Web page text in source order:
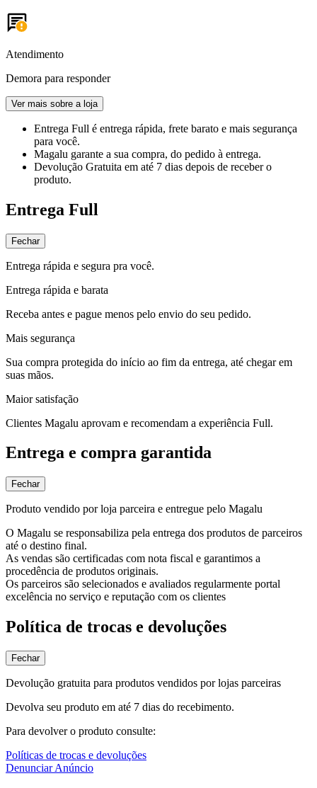
Atendimento
Demora para responder
Ver mais sobre a loja
Entrega Full é entrega rápida, frete barato e mais segurança
para você.
Magalu garante a sua compra, do pedido à entrega.
Devolução Gratuita em até 7 dias depois de receber o
produto.
Entrega Full
Fechar
Entrega rápida e segura pra você.
Entrega rápida e barata
Receba antes e pague menos pelo envio do seu pedido.
Mais segurança
Sua compra protegida do início ao fim da entrega, até chegar em
suas mãos.
Maior satisfação
Clientes Magalu aprovam e recomendam a experiência Full.
Entrega e compra garantida
Fechar
Produto vendido por loja parceira e entregue pelo Magalu
O Magalu se responsabiliza pela entrega dos produtos de parceiros
até o destino final.
As vendas são certificadas com nota fiscal e garantimos a
procedência de produtos originais.
Os parceiros são selecionados e avaliados regularmente portal
excelência no serviço e reputação com os clientes
Política de trocas e devoluções
Fechar
Devolução gratuita para produtos vendidos por lojas parceiras
Devolva seu produto em até 7 dias do recebimento.
Para devolver o produto consulte:
Políticas de trocas e devoluções
Denunciar Anúncio